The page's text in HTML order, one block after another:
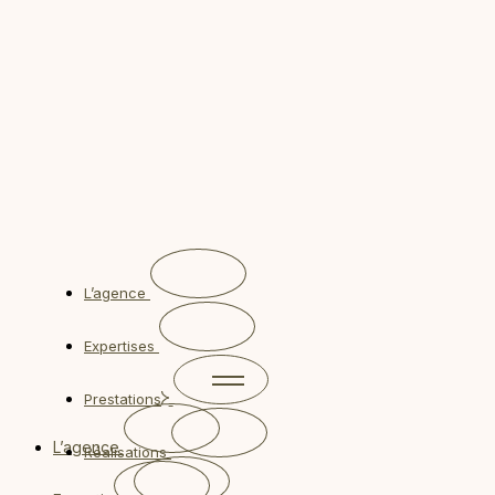
L’agence
Expertises
Prestations
Réalisations
L’agence